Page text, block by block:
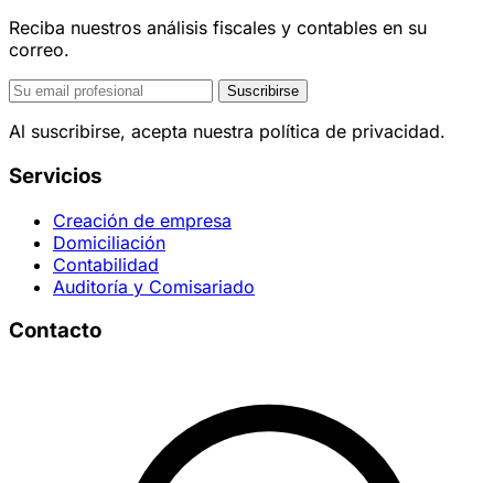
Reciba nuestros análisis fiscales y contables en su
correo.
Suscribirse
Al suscribirse, acepta nuestra política de privacidad.
Servicios
Creación de empresa
Domiciliación
Contabilidad
Auditoría y Comisariado
Contacto